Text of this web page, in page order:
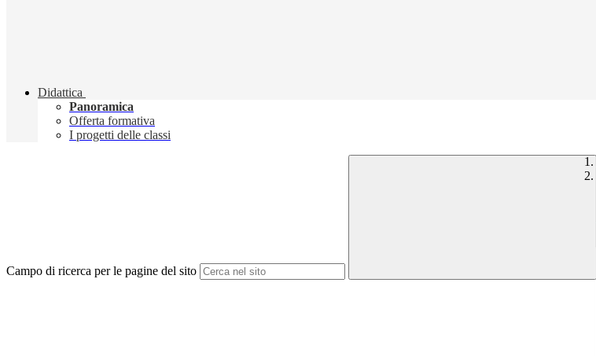
Didattica
Panoramica
Offerta formativa
I progetti delle classi
Campo di ricerca per le pagine del sito